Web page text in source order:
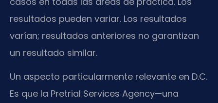
resultados pueden variar. Los resultados
varían; resultados anteriores no garantizan
un resultado similar.
Un aspecto particularmente relevante en D.C.
Es que la Pretrial Services Agency—una